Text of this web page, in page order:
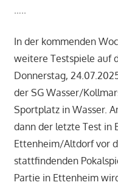
…..
In der kommenden
weitere Testspiele auf
Donnerstag,
der SG Wasser/
Sportplatz in Wasser.
dann der letzte Test in
Ettenheim/Altdorf vor
stattfindenden
Partie in Ettenheim